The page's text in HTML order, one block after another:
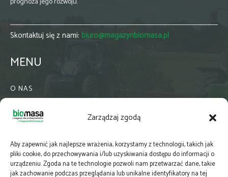
Zarządzaj zgodą
Aby zapewnić jak najlepsze wrażenia, korzystamy z technologii, takich jak
pliki cookie, do przechowywania i/lub uzyskiwania dostępu do informacji o
urządzeniu. Zgoda na te technologie pozwoli nam przetwarzać dane, takie
jak zachowanie podczas przeglądania lub unikalne identyfikatory na tej
Skontaktuj się z nami: biuro@magazynbiomasa.pl
MENU
O NAS
WSPÓŁPRACA
PRENUMERATA
NEWSLETTER